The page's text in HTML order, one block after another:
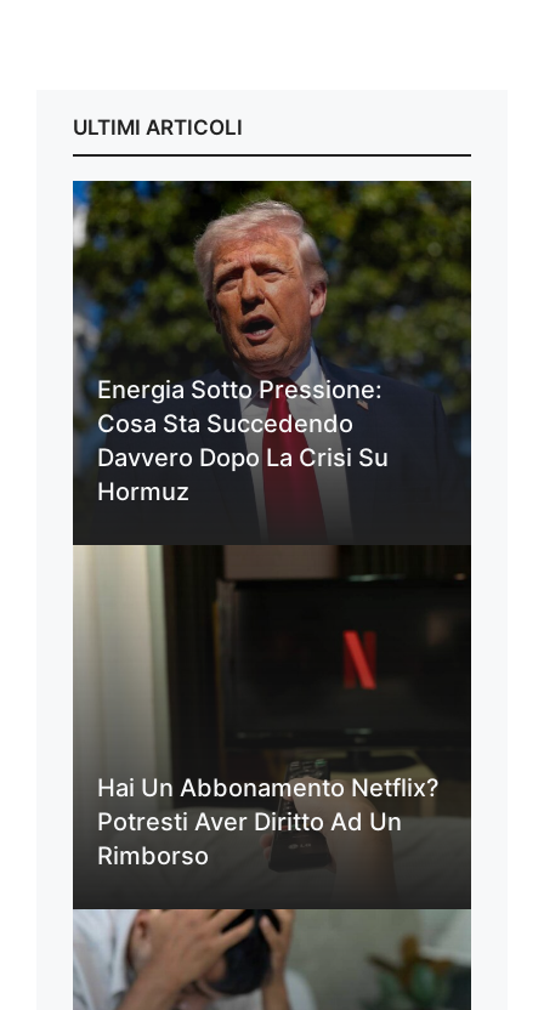
ULTIMI ARTICOLI
Energia Sotto Pressione:
Cosa Sta Succedendo
Davvero Dopo La Crisi Su
Hormuz
Hai Un Abbonamento Netflix?
Potresti Aver Diritto Ad Un
Rimborso